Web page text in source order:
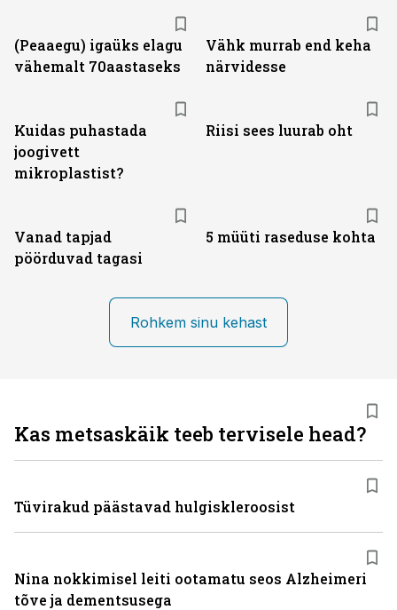
(Peaaegu) igaüks elagu
vähemalt 70aastaseks
Vähk murrab end keha
närvidesse
Kuidas puhastada
joogivett
mikroplastist?
Riisi sees luurab oht
Vanad tapjad
pöörduvad tagasi
5 müüti raseduse kohta
Rohkem sinu kehast
Kas metsaskäik teeb tervisele head?
Tüvirakud päästavad hulgiskleroosist
Nina nokkimisel leiti ootamatu seos Alzheimeri
tõve ja dementsusega